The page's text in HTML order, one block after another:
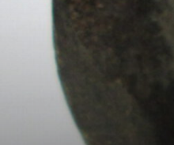
contenido